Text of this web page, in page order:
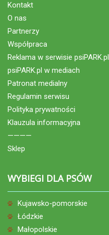
Kontakt
O nas
Partnerzy
Współpraca
Reklama w serwisie psiPARK.pl
psiPARK.pl w mediach
Patronat medialny
Regulamin serwisu
Polityka prywatności
Klauzula informacyjna
————
Sklep
WYBIEGI DLA PSÓW
Kujawsko-pomorskie
Łódzkie
Małopolskie